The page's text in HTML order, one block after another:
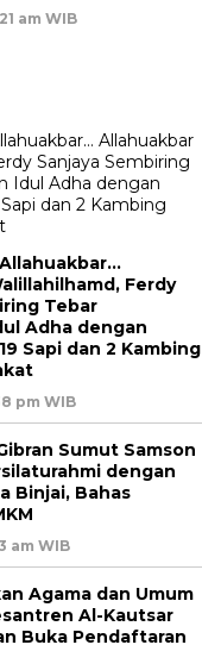
am WIB
Ferdy
Tebar
Adha dengan
Sapi dan 2 Kambing
pm WIB
Sumut Samson
dengan
Binjai, Bahas
am WIB
Agama dan Umum
Al-Kautsar
Buka Pendaftaran